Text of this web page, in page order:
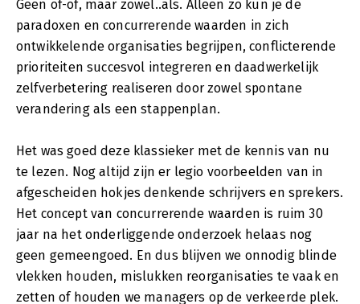
Geen of-of, maar zowel..als. Alleen zo kun je de
paradoxen en concurrerende waarden in zich
ontwikkelende organisaties begrijpen, conflicterende
prioriteiten succesvol integreren en daadwerkelijk
zelfverbetering realiseren door zowel spontane
verandering als een stappenplan.
Het was goed deze klassieker met de kennis van nu
te lezen. Nog altijd zijn er legio voorbeelden van in
afgescheiden hokjes denkende schrijvers en sprekers.
Het concept van concurrerende waarden is ruim 30
jaar na het onderliggende onderzoek helaas nog
geen gemeengoed. En dus blijven we onnodig blinde
vlekken houden, mislukken reorganisaties te vaak en
zetten of houden we managers op de verkeerde plek.